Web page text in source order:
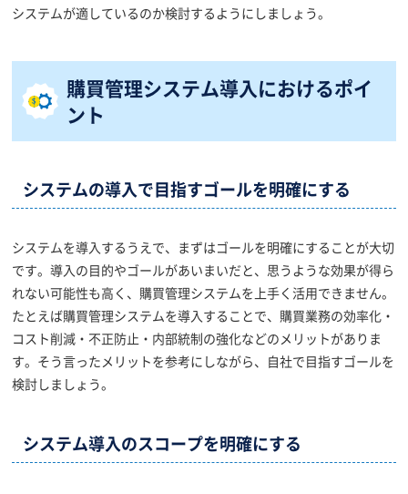
システムが適しているのか検討するようにしましょう。
購買管理システム導入におけるポイ
ント
システムの導入で目指すゴールを明確にする
システムを導入するうえで、まずはゴールを明確にすることが大切
です。導入の目的やゴールがあいまいだと、思うような効果が得ら
れない可能性も高く、購買管理システムを上手く活用できません。
たとえば購買管理システムを導入することで、購買業務の効率化・
コスト削減・不正防止・内部統制の強化などのメリットがありま
す。そう言ったメリットを参考にしながら、自社で目指すゴールを
検討しましょう。
システム導入のスコープを明確にする